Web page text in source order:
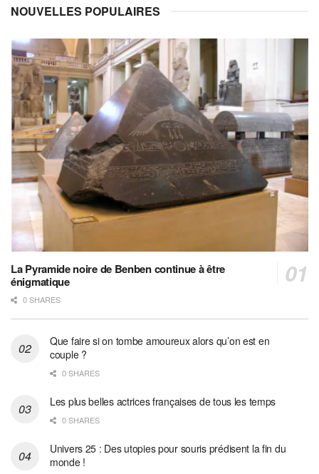
NOUVELLES POPULAIRES
La Pyramide noire de Benben continue à être
énigmatique
0 SHARES
Que faire si on tombe amoureux alors qu’on est en
couple ?
0 SHARES
Les plus belles actrices françaises de tous les temps
0 SHARES
Univers 25 : Des utopies pour souris prédisent la fin du
monde !